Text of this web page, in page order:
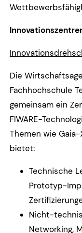
Die
Fachhochschule
gemeinsam ein
FIWARE-
Themen wie Gaia-
bietet:
Technische
Prototyp-
Nicht-
Networking,